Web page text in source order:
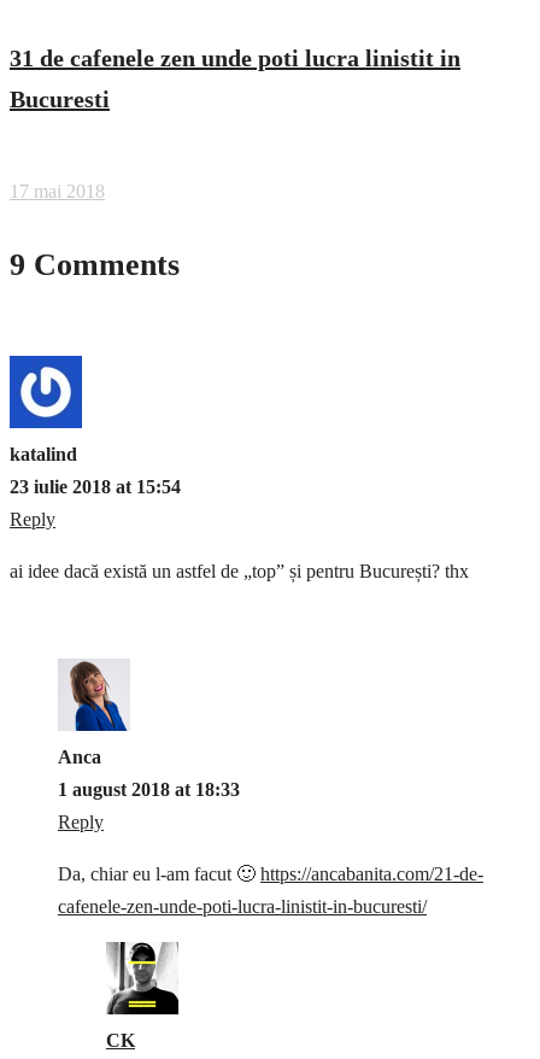
31 de cafenele zen unde poti lucra linistit in
Bucuresti
17 mai 2018
9 Comments
katalind
23 iulie 2018 at 15:54
Reply
ai idee dacă există un astfel de „top” și pentru București? thx
Anca
1 august 2018 at 18:33
Reply
Da, chiar eu l-am facut 🙂 https://ancabanita.com/21-de-
cafenele-zen-unde-poti-lucra-linistit-in-bucuresti/
CK